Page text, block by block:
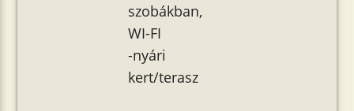
szobákban,
WI-FI
-nyári
kert/terasz